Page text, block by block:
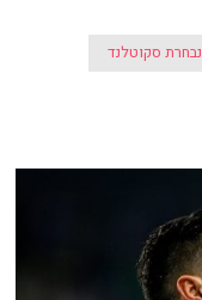
נבחרת סקוטלנד